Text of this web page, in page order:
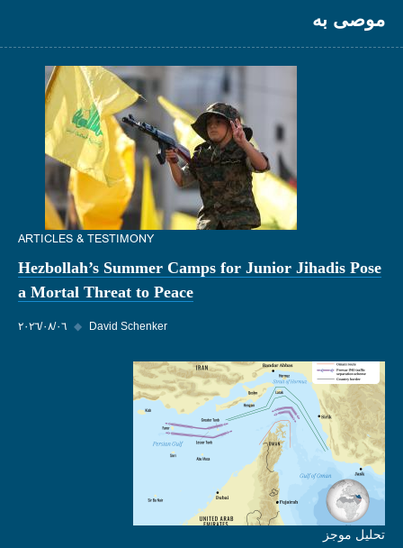
موصى به
ARTICLES & TESTIMONY
Hezbollah’s Summer Camps for Junior Jihadis Pose
a Mortal Threat to Peace
٠٦‏/٠٨‏/٢٠٢٦ ◆ David Schenker
تحليل موجز